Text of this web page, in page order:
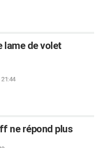
lame de volet
ne répond plus